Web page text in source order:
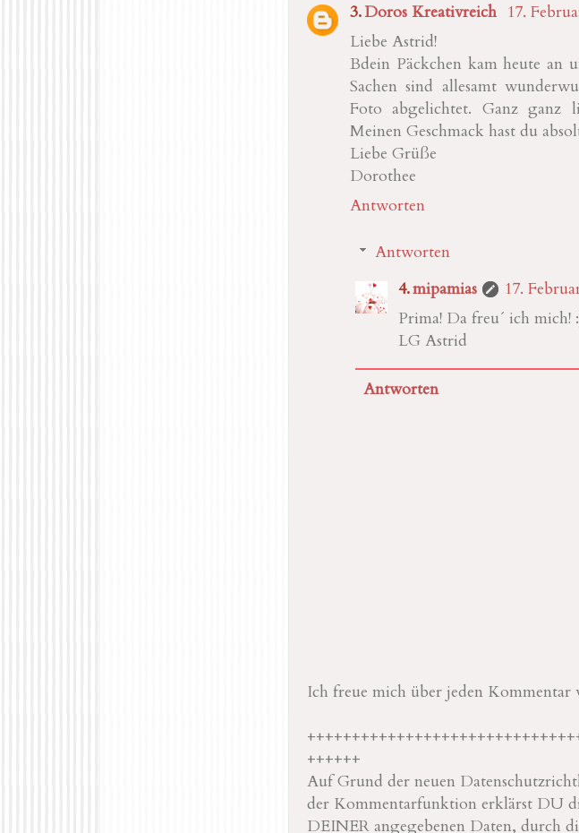
Doros Kreativreich 17.
Liebe Astrid!
Bdein Päckchen kam heute an
Sachen sind allesamt
Foto abgelichtet. Ganz ganz
Meinen Geschmack hast du
Liebe Grüße
Dorothee
Antworten
Antworten
mipamias
17.
Prima! Da freu´ ich mich!
LG Astrid
Antworten
Ich freue mich über jeden Kommentar
++++++
Auf Grund der neuen
der Kommentarfunktion erklärst DU
DEINER angegebenen Daten, durch